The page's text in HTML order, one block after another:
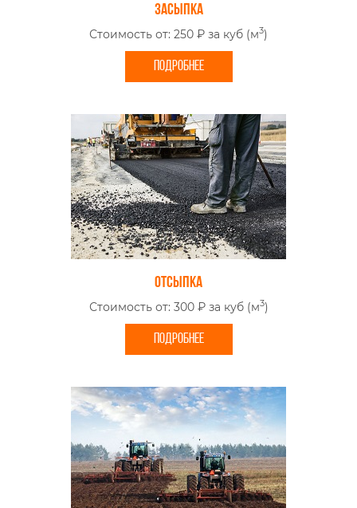
Засыпка
Стоимость от: 250 ₽ за куб (м3)
ПОДРОБНЕЕ
Отсыпка
Стоимость от: 300 ₽ за куб (м3)
ПОДРОБНЕЕ